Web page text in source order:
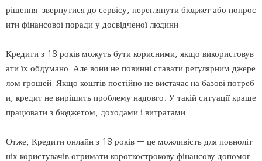
рішення: звернутися до сервісу, переглянути бюджет або попрос
ити фінансової поради у досвідченої людини.
Кредити з 18 років можуть бути корисними, якщо використовув
ати їх обдумано. Але вони не повинні ставати регулярним джере
лом грошей. Якщо коштів постійно не вистачає на базові потреб
и, кредит не вирішить проблему надовго. У такій ситуації краще
працювати з бюджетом, доходами і витратами.
Отже, Кредити онлайн з 18 років — це можливість для повноліт
ніх користувачів отримати короткострокову фінансову допомог